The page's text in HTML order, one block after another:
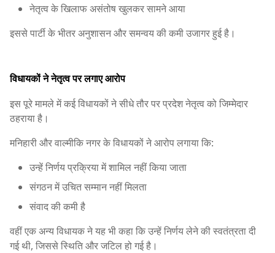
नेतृत्व के खिलाफ असंतोष खुलकर सामने आया
इससे पार्टी के भीतर अनुशासन और समन्वय की कमी उजागर हुई है।
विधायकों ने नेतृत्व पर लगाए आरोप
इस पूरे मामले में कई विधायकों ने सीधे तौर पर प्रदेश नेतृत्व को जिम्मेदार
ठहराया है।
मनिहारी और वाल्मीकि नगर के विधायकों ने आरोप लगाया कि:
उन्हें निर्णय प्रक्रिया में शामिल नहीं किया जाता
संगठन में उचित सम्मान नहीं मिलता
संवाद की कमी है
वहीं एक अन्य विधायक ने यह भी कहा कि उन्हें निर्णय लेने की स्वतंत्रता दी
गई थी, जिससे स्थिति और जटिल हो गई है।